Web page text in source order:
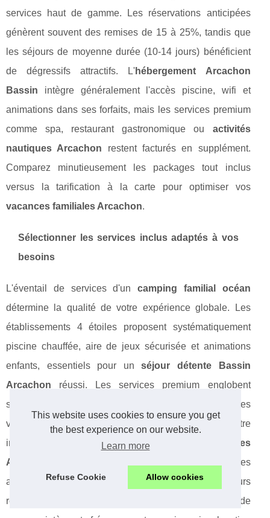
This website uses cookies to ensure you get
the best experience on our website.
Learn more
Refuse Cookie Allow cookies
services haut de gamme. Les réservations anticipées
génèrent souvent des remises de 15 à 25%, tandis que
les séjours de moyenne durée (10-14 jours) bénéficient
de dégressifs attractifs. L'hébergement Arcachon
Bassin intègre généralement l'accès piscine, wifi et
animations dans ses forfaits, mais les services premium
comme spa, restaurant gastronomique ou activités
nautiques Arcachon restent facturés en supplément.
Comparez minutieusement les packages tout inclus
versus la tarification à la carte pour optimiser vos
vacances familiales Arcachon.
Sélectionner les services inclus adaptés à vos
besoins
L'éventail de services d'uncamping familial océan
détermine la qualité de votre expérience globale. Les
établissements 4 étoiles proposent systématiquement
piscine chauffée, aire de jeux sécurisée et animations
enfants, essentiels pour unséjour détente Bassin
Arcachon réussi. Les services premium englobent
souvent spa, restaurant sur site et excursions organisées
vers la
séjour Dune du Pilat
, valorisant votre
investissement. La proximité des
activités nautiques
Arcachon
constitue un critère majeur pour les familles
actives, tout comme l'accès direct plage pour les séjours
relaxation. Les
haut de